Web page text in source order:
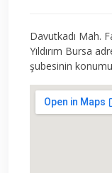
Davutkadı Mah.
Yıldırım Bursa
şubesinin